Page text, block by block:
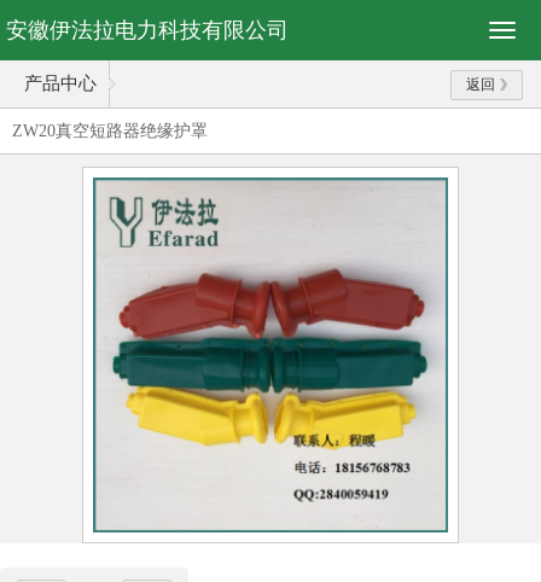
安徽伊法拉电力科技有限公司
产品中心 返回
ZW20真空短路器绝缘护罩